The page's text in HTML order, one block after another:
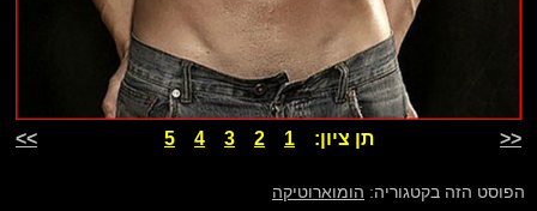
<< תן ציון: 1
2
3
4
5
>>
הפוסט הזה בקטגוריה: הומוארוטיקה